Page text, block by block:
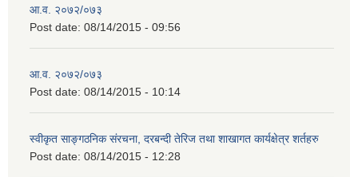
आ.व. २०७२/०७३
Post date: 08/14/2015 - 09:56
आ.व. २०७२/०७३
Post date: 08/14/2015 - 10:14
स्वीकृत साङ्गठनिक संरचना, दरबन्दी तेरिज तथा शाखागत कार्यक्षेत्र शर्तहरु
Post date: 08/14/2015 - 12:28